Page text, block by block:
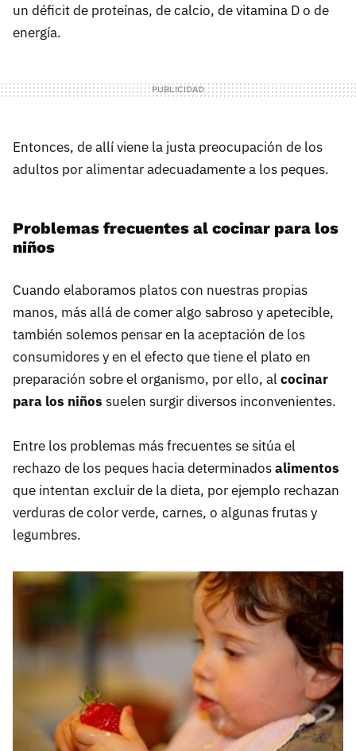
un déficit de proteínas, de calcio, de vitamina D o de
energía.
Entonces, de allí viene la justa preocupación de los
adultos por alimentar adecuadamente a los peques.
Problemas frecuentes al cocinar para los
niños
Cuando elaboramos platos con nuestras propias
manos, más allá de comer algo sabroso y apetecible,
también solemos pensar en la aceptación de los
consumidores y en el efecto que tiene el plato en
preparación sobre el organismo, por ello, al cocinar
para los niños suelen surgir diversos inconvenientes.
Entre los problemas más frecuentes se sitúa el
rechazo de los peques hacia determinadosalimentos
que intentan excluir de la dieta, por ejemplo rechazan
verduras de color verde, carnes, o algunas frutas y
legumbres.